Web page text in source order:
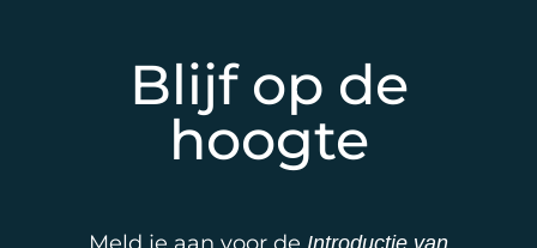
Blijf op de
hoogte
Introductie van